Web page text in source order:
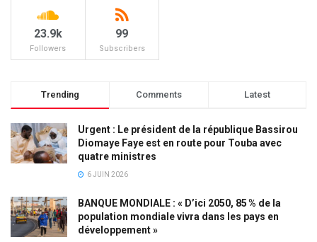
23.9k
Followers
99
Subscribers
Trending Comments Latest
Urgent : Le président de la république Bassirou
Diomaye Faye est en route pour Touba avec
quatre ministres
6 JUIN 2026
BANQUE MONDIALE : « D’ici 2050, 85 % de la
population mondiale vivra dans les pays en
développement »